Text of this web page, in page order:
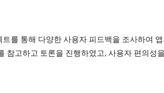
트를 통해 다양한 사용자 피드백을 조사하여
참고하고 토론을 진행하였고, 사용자 편의성